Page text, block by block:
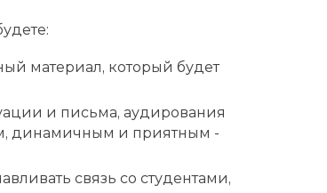
материал, который будет
и письма, аудирования
динамичным и приятным -
связь со студентами,